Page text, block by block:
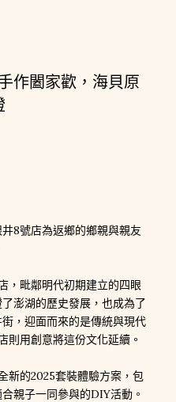
作闔家歡，海貝原
8號店為返鄉的鄉親與親友
，毗鄰明代初期建立的四眼
澎湖的歷史發展，也成為了
，迎面而來的是傳統與現代
則用創意將這份文化延續。
新的2025套裝體驗方案，包
親子一同參與的DIY活動。